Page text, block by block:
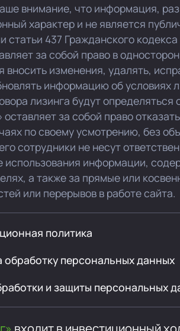
внимание, что информация,
характер и не является
статьи 437 Гражданского
за собой право в
вносить изменения, удалять,
информацию об условиях
лизинга будут
за собой право
по своему усмотрению, без
сотрудники не несут
использования информации,
а также за прямые или
или перерывов в работе сайта.
политика
обработку персональных данных
и защиты персональных